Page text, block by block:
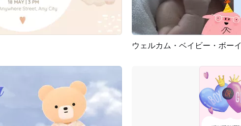
ー プレビュー
ウェルカム・ベイビー・ボーイ